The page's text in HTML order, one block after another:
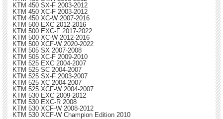
KTM 450 SX-F 2003-2012
KTM 450 XC-F 2003-2012
KTM 450 XC-W 2007-2016
KTM 500 EXC 2012-2016
KTM 500 EXC-F 2017-2022
KTM 500 XC-W 2012-2016
KTM 500 XCF-W 2020-2022
KTM 505 SX 2007-2008
KTM 505 XC-F 2009-2010
KTM 525 EXC 2004-2007
KTM 525 SC 2004-2007
KTM 525 SX-F 2003-2007
KTM 525 XC 2004-2007
KTM 525 XCF-W 2004-2007
KTM 530 EXC 2009-2012
KTM 530 EXC-R 2008
KTM 530 XCF-W 2008-2012
KTM 530 XCF-W Champion Edition 2010